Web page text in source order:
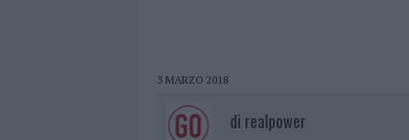
3 MARZO 2018
di realpower